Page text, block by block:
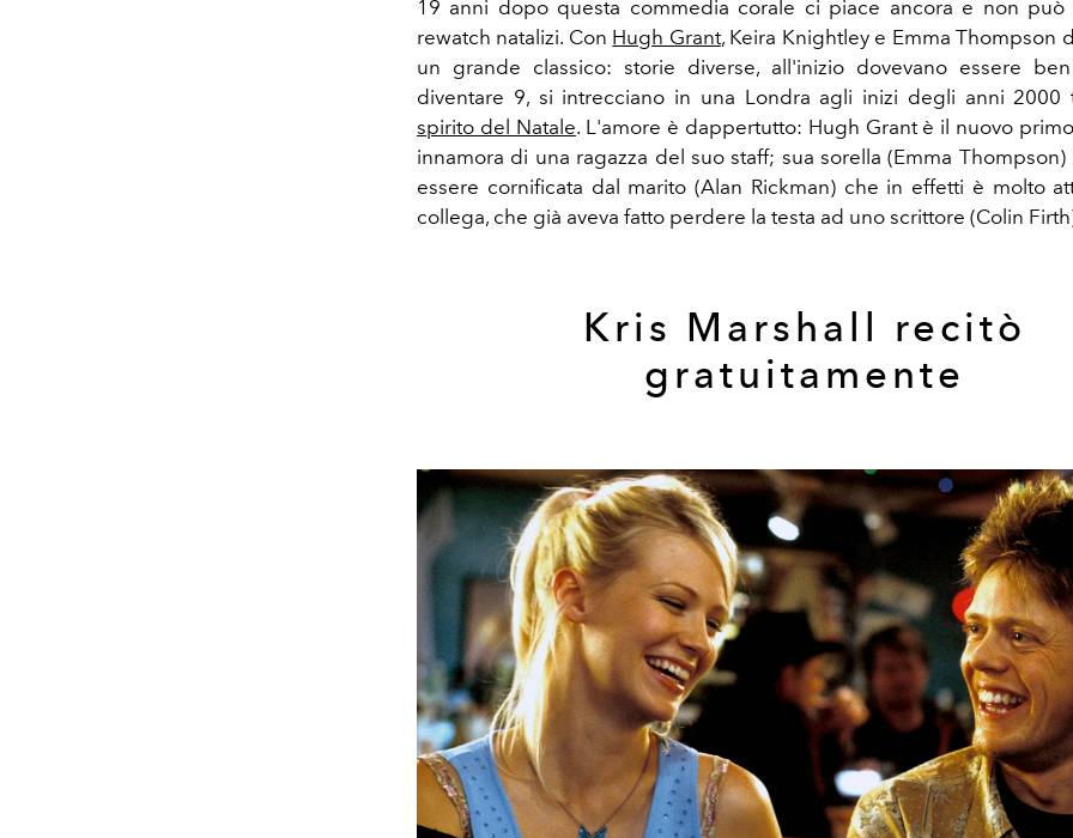
19 anni dopo questa commedia corale ci piace ancora e non può
rewatch natalizi. Con Hugh Grant, Keira Knightley e Emma Thompson
un grande classico: storie diverse, all'inizio dovevano essere
diventare 9, si intrecciano in una Londra agli inizi degli anni 2000
spirito del Natale. L'amore è dappertutto: Hugh Grant è il nuovo
innamora di una ragazza del suo staff; sua sorella (Emma
essere cornificata dal marito (Alan Rickman) che in effetti è molto
collega, che già aveva fatto perdere la testa ad uno scrittore (Colin
Kris Marshall recitò
gratuitamente